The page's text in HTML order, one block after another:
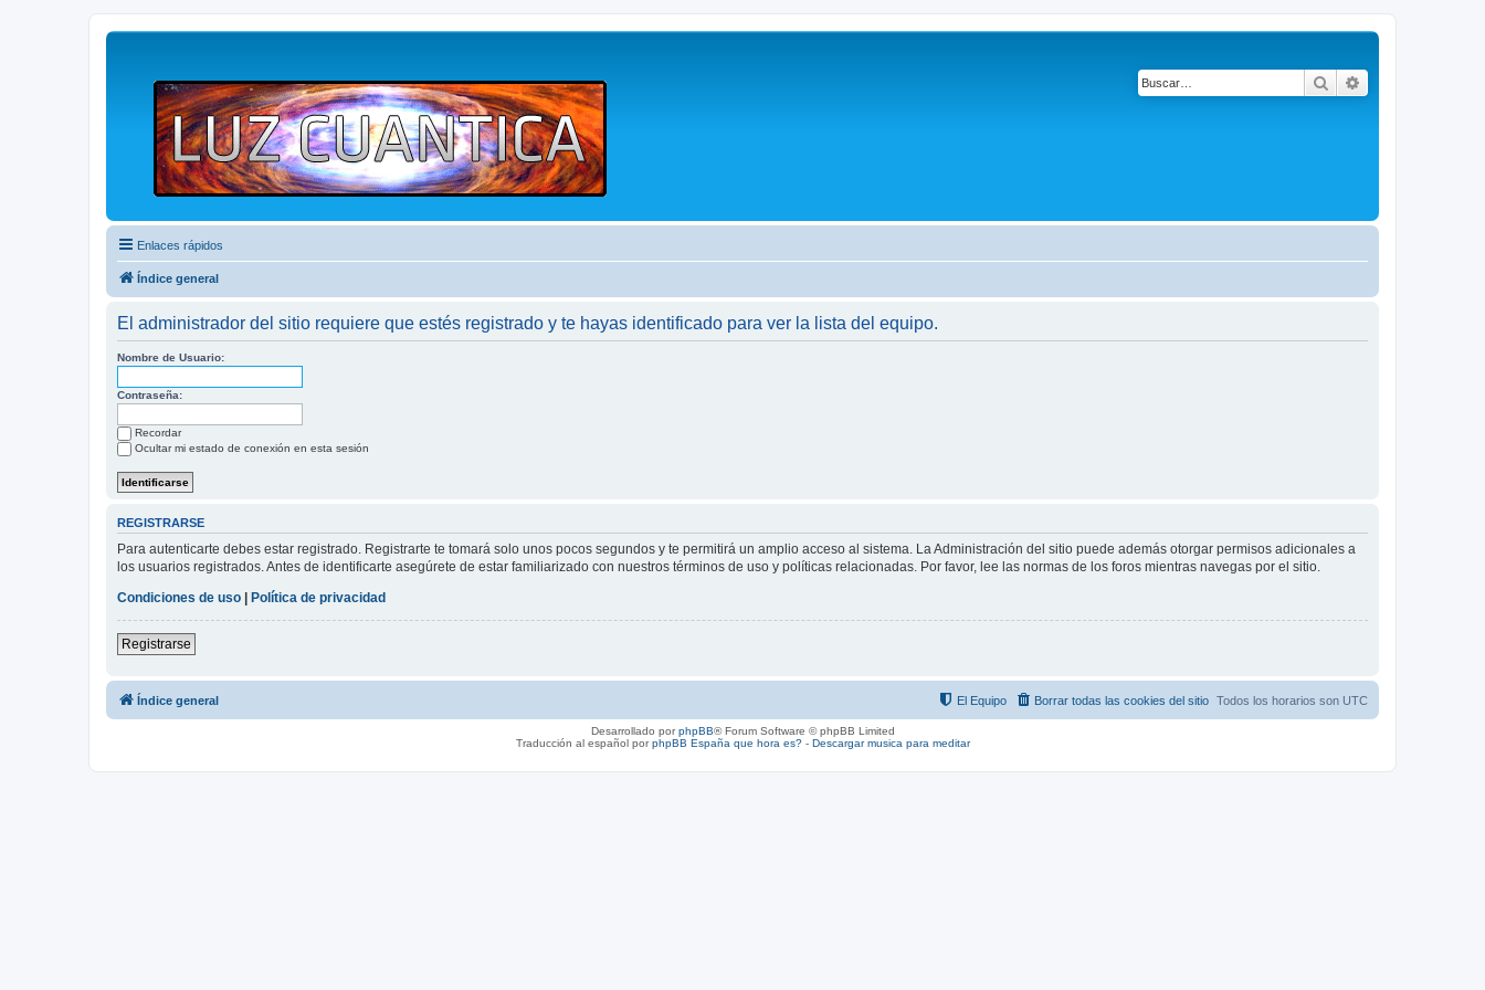
Buscar
Enlaces rápidos
Índice general
El administrador del sitio requiere que estés registrado y te hayas identificado para ver la lista del equipo.
Nombre de Usuario:
Contraseña:
Recordar
Ocultar mi estado de conexión en esta sesión
REGISTRARSE
Para autenticarte debes estar registrado. Registrarte te tomará solo unos pocos segundos y te permitirá un amplio acceso al sistema. La Administración del sitio puede además otorgar permisos adicionales a
los usuarios registrados. Antes de identificarte asegúrete de estar familiarizado con nuestros términos de uso y políticas relacionadas. Por favor, lee las normas de los foros mientras navegas por el sitio.
Condiciones de uso | Política de privacidad
Registrarse
Índice general Todos los horarios son UTC
Borrar todas las cookies del sitio
El Equipo
Desarrollado porphpBB® Forum Software © phpBB Limited
Traducción al español porphpBB España que hora es?- Descargar musica para meditar